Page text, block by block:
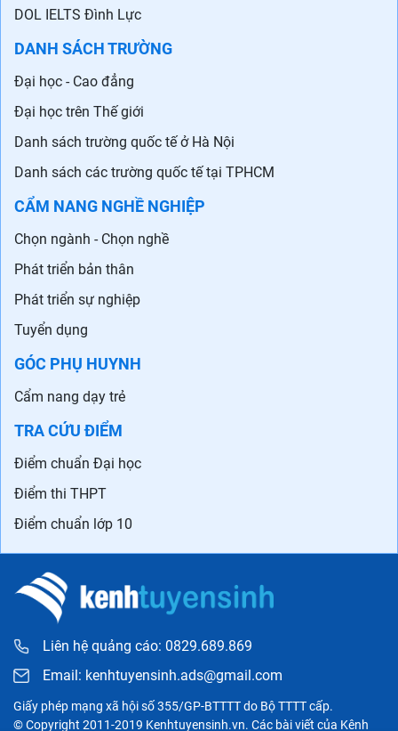
DOL IELTS Đình Lực
DANH SÁCH TRƯỜNG
Đại học - Cao đẳng
Đại học trên Thế giới
Danh sách trường quốc tế ở Hà Nội
Danh sách các trường quốc tế tại TPHCM
CẨM NANG NGHỀ NGHIỆP
Chọn ngành - Chọn nghề
Phát triển bản thân
Phát triển sự nghiệp
Tuyển dụng
GÓC PHỤ HUYNH
Cẩm nang dạy trẻ
TRA CỨU ĐIỂM
Điểm chuẩn Đại học
Điểm thi THPT
Điểm chuẩn lớp 10
Liên hệ quảng cáo: 0829.689.869
Email: kenhtuyensinh.ads@gmail.com
Giấy phép mạng xã hội số 355/GP-BTTTT do Bộ TTTT cấp.
© Copyright 2011-2019 Kenhtuyensinh.vn. Các bài viết của Kênh